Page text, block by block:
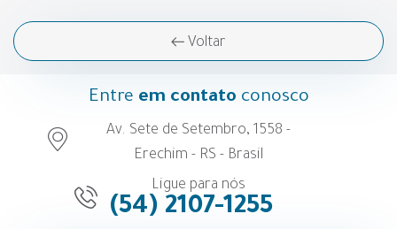
Voltar
Entre em contato conosco
Av. Sete de Setembro, 1558 -
Erechim - RS - Brasil
Ligue para nós
(54) 2107-1255